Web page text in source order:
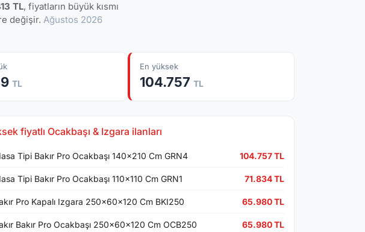
TL, fiyatların büyük kısmı
değişir. Ağustos 2026
TL
En yüksek
104.757 TL
fiyatlı Ocakbaşı & Izgara ilanları
Tipi Bakır Pro Ocakbaşı 140x210 Cm GRN4 104.757 TL
Tipi Bakır Pro Ocakbaşı 110x110 Cm GRN1 71.834 TL
Pro Kapalı Izgara 250x60x120 Cm BKI250 65.980 TL
Bakır Pro Ocakbaşı 250x60x120 Cm OCB250 65.980 TL